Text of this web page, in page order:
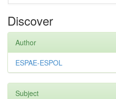
Discover
Author
ESPAE-ESPOL
Subject